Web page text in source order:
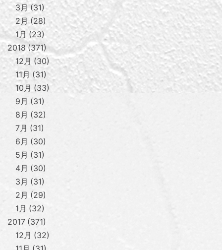
3月
31
2月
28
1月
23
2018 371
12月
30
11月
31
10月
33
9月
31
8月
32
7月
31
6月
30
5月
31
4月
30
3月
31
2月
29
1月
32
2017 371
12月
32